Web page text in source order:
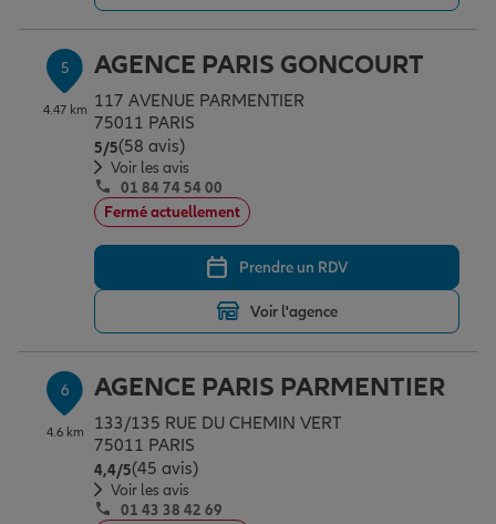
5
4.47 km
AGENCE PARIS GONCOURT
117 AVENUE PARMENTIER
75011 PARIS
5/5Note de 5 sur 5
(58 avis)
Voir les avis
01 84 74 54 00
Fermé actuellement
Prendre un RDV
Voir l'agence
6
4.6 km
AGENCE PARIS PARMENTIER
133/135 RUE DU CHEMIN VERT
75011 PARIS
4,4/5Note de 4.4 sur 5
(45 avis)
Voir les avis
01 43 38 42 69